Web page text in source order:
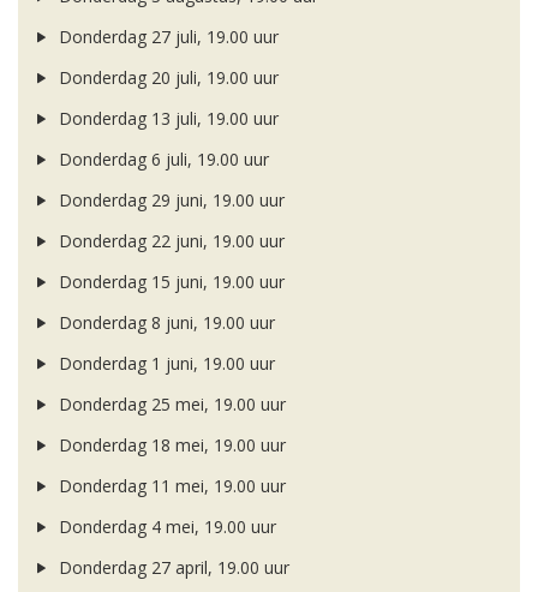
Donderdag 27 juli, 19.00 uur
Donderdag 20 juli, 19.00 uur
Donderdag 13 juli, 19.00 uur
Donderdag 6 juli, 19.00 uur
Donderdag 29 juni, 19.00 uur
Donderdag 22 juni, 19.00 uur
Donderdag 15 juni, 19.00 uur
Donderdag 8 juni, 19.00 uur
Donderdag 1 juni, 19.00 uur
Donderdag 25 mei, 19.00 uur
Donderdag 18 mei, 19.00 uur
Donderdag 11 mei, 19.00 uur
Donderdag 4 mei, 19.00 uur
Donderdag 27 april, 19.00 uur